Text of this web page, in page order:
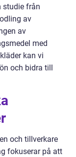
studie från
av
av
med
kan vi
och bidra till
och tillverkare
fokuserar på att